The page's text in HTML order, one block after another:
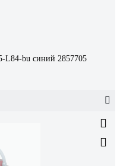
L84-bu синий 2857705